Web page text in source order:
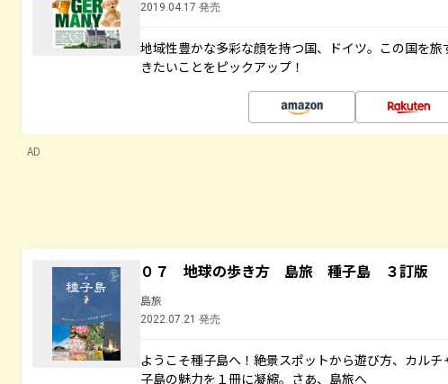
2019.04.17 発売
地域性豊かな多彩な顔を持つ国、ドイツ。この国を
きたいことをピックアップ！
AD
０７ 地球の歩き方 島旅 種子島 ３訂版
島旅
2022.07.21 発売
ようこそ種子島へ！絶景スポットから遊び方、カル
子島の魅力を１冊に凝縮。さあ、島旅へ